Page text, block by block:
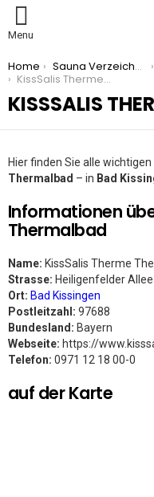
Menu
You are here:
Home Sauna Verzeichnis
KissSalis Therme Thermalbad
KISSSALIS
Hier finden Sie alle
Thermalbad – in Bad
Informationen
Thermalbad
Name: KissSalis Therme
Strasse: Heiligenfelder
Ort: Bad Kissingen
Postleitzahl: 97688
Bundesland: Bayern
Webseite: https://
Telefon: 0971 12 18 00-0
auf der Karte